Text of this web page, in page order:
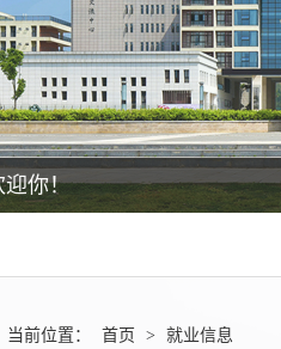
平台
当前位置： 首页 > 就业信息